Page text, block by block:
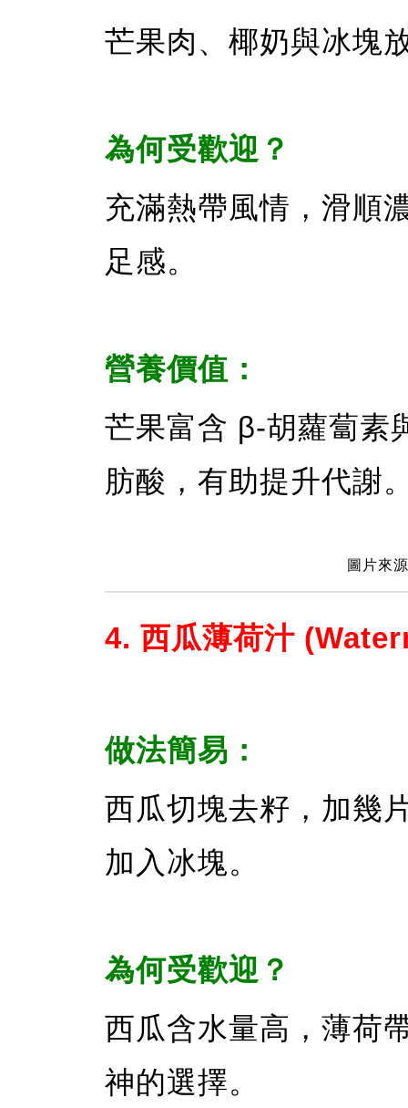
芒果肉、椰奶與冰塊
為何受歡迎？
充滿熱帶風情，滑順
足感。
營養價值：
芒果富含 β-胡蘿蔔素
肪酸，有助提升代謝
圖片來
4. 西瓜薄荷汁
做法簡易：
西瓜切塊去籽，加幾
加入冰塊。
為何受歡迎？
西瓜含水量高，薄荷
神的選擇。